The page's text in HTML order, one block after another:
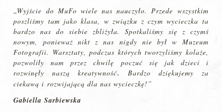
„Wyjście do MuFo wiele nas nauczyło. Przede wszystkim
poszliśmy tam jako klasa, w związku z czym wycieczka ta
bardzo nas do siebie zbliżyła. Spotkaliśmy się z czymś
nowym, ponieważ nikt z nas nigdy nie był w Muzeum
Fotografii. Warsztaty, podczas których tworzyliśmy kolaże,
pozwoliły nam przez chwilę poczuć się jak dzieci i
rozwinęły naszą kreatywność. Bardzo dziękujemy za
ciekawą i rozwijającą dla nas wycieczkę!”
Gabiella Sarbiewska